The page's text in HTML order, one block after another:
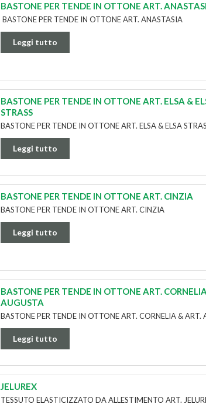
​BASTONE PER TENDE IN OTTONE ART.
​BASTONE PER TENDE IN OTTONE ART. ANASTASIA
Leggi tutto
BASTONE PER TENDE IN OTTONE ART. ELSA &
STRASS
BASTONE PER TENDE IN OTTONE ART. ELSA & ELSA
Leggi tutto
BASTONE PER TENDE IN OTTONE ART. CINZIA
BASTONE PER TENDE IN OTTONE ART. CINZIA
Leggi tutto
BASTONE PER TENDE IN OTTONE ART.
AUGUSTA
BASTONE PER TENDE IN OTTONE ART. CORNELIA & ART.
Leggi tutto
JELUREX
TESSUTO ELASTICIZZATO DA ALLESTIMENTO ART.